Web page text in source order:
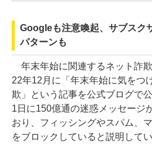
Googleも注意喚起、サブスク
パターンも
年末年始に関連するネット詐
22年12月に「年末年始に気をつ
欺」という記事を公式ブログで
1日に150億通の迷惑メッセージ
おり、フィッシングやスパム、
をブロックしていると説明して